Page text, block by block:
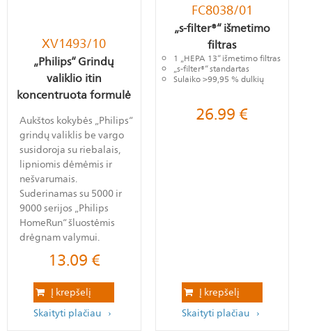
XV1493/10
„Philips“ Grindų
valiklio itin
koncentruota formulė
Aukštos kokybės „Philips“
grindų valiklis be vargo
susidoroja su riebalais,
lipniomis dėmėmis ir
nešvarumais.
Suderinamas su 5000 ir
9000 serijos „Philips
HomeRun“ šluostėmis
drėgnam valymui.
13.09€
Į krepšelį
Skaityti plačiau
FC8038/01
„s-filter®“ išmetimo
filtras
1 „HEPA 13“ išmetimo filtras
„s-filter®“ standartas
Sulaiko >99,95 % dulkių
26.99€
Į krepšelį
Skaityti plačiau